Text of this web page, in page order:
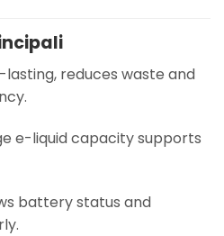
reduces waste and
e-liquid capacity supports
battery status and